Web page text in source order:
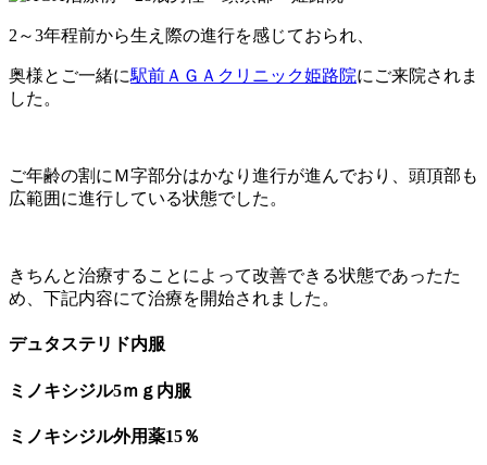
2～3年程前から生え際の進行を感じておられ、
奥様とご一緒に駅前ＡＧＡクリニック姫路院にご来院されま
した。
ご年齢の割にＭ字部分はかなり進行が進んでおり、頭頂部も
広範囲に進行している状態でした。
きちんと治療することによって改善できる状態であったた
め、下記内容にて治療を開始されました。
デュタステリド内服
ミノキシジル5ｍｇ内服
ミノキシジル外用薬15％